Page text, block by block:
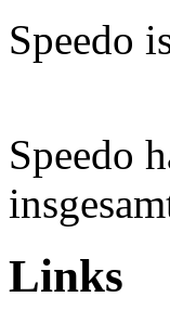
Speedo
Speedo
Links